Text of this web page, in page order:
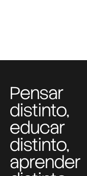
Pensar
distinto,
educar
distinto,
aprender